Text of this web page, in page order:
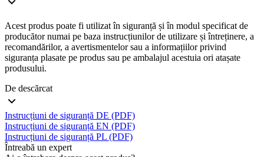
Acest produs poate fi utilizat în siguranță și în modul specificat de
producător numai pe baza instrucțiunilor de utilizare și întreținere, a
recomandărilor, a avertismentelor sau a informațiilor privind
siguranța plasate pe produs sau pe ambalajul acestuia ori atașate
produsului.
De descărcat
Instrucțiuni de siguranță DE (PDF)
Instrucțiuni de siguranță EN (PDF)
Instrucțiuni de siguranță PL (PDF)
Întreabă un expert